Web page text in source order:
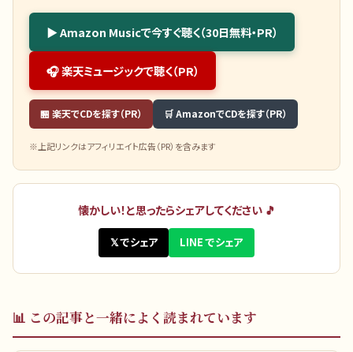
▶ Amazon Musicで今すぐ聴く（30日無料・PR）
🎧 楽天ミュージックで聴く（PR）
🏪 楽天でCDを探す（PR） 🛒 AmazonでCDを探す（PR）
※上記リンクはアフィリエイト広告（PR）を含みます
懐かしい！と思ったらシェアしてください 🎵
𝕏 でシェア LINE でシェア
📊 この記事と一緒によく読まれています